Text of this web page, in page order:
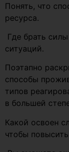
Понять, что
ресурса.
Где брать
ситуаций.
Поэтапно
способы
типов
в большей
Какой освоен
чтобы